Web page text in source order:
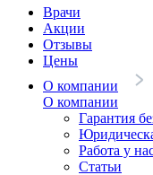
Врачи
Акции
Отзывы
Цены
О компании
О компании
Гарантия
Работа у
Статьи